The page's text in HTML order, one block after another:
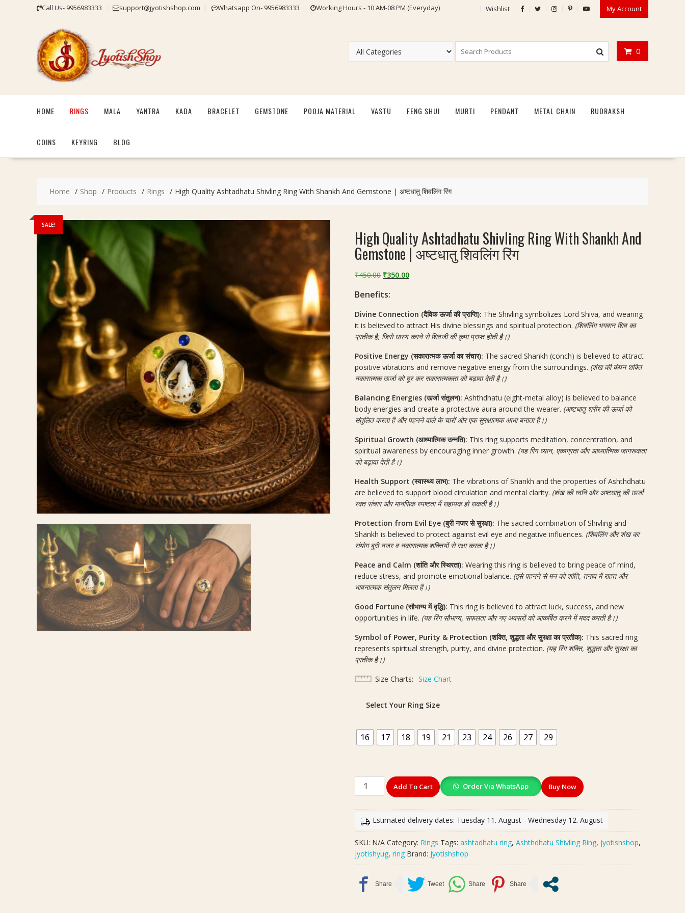
Call Us- 9956983333 support@jyotishshop.com Whatsapp On- 9956983333 Working Hours - 10 AM-08 PM (Everyday) Wishlist My Account
0
HOME RINGS MALA YANTRA KADA BRACELET GEMSTONE POOJA MATERIAL VASTU FENG SHUI MURTI PENDANT METAL CHAIN RUDRAKSH
COINS KEYRING BLOG
Home Shop Products Rings High Quality Ashtadhatu Shivling Ring With Shankh And Gemstone | अष्टधातु शिवलिंग रिंग
SALE!
High Quality Ashtadhatu Shivling Ring With Shankh And
Gemstone | अष्टधातु शिवलिंग रिंग
₹450.00 Original
was:
₹350.00Current
₹350.00.
Benefits:
Divine Connection (दैविक ऊर्जा की प्राप्ति): The Shivling symbolizes Lord Shiva, and wearing
it is believed to attract His divine blessings and spiritual protection. (शिवलिंग भगवान शिव का
प्रतीक है, जिसे धारण करने से शिवजी की कृपा प्राप्त होती है।)
Positive Energy (सकारात्मक ऊर्जा का संचार): The sacred Shankh (conch) is believed to attract
positive vibrations and remove negative energy from the surroundings. (शंख की कंपन शक्ति
नकारात्मक ऊर्जा को दूर कर सकारात्मकता को बढ़ावा देती है।)
Balancing Energies (ऊर्जा संतुलन): Ashthdhatu (eight-metal alloy) is believed to balance
body energies and create a protective aura around the wearer. (अष्टधातु शरीर की ऊर्जा को
संतुलित करता है और पहनने वाले के चारों ओर एक सुरक्षात्मक आभा बनाता है।)
Spiritual Growth (आध्यात्मिक उन्नति): This ring supports meditation, concentration, and
spiritual awareness by encouraging inner growth. (यह रिंग ध्यान, एकाग्रता और आध्यात्मिक जागरूकता
को बढ़ावा देती है।)
Health Support (स्वास्थ्य लाभ): The vibrations of Shankh and the properties of Ashthdhatu
are believed to support blood circulation and mental clarity. (शंख की ध्वनि और अष्टधातु की ऊर्जा
रक्त संचार और मानसिक स्पष्टता में सहायक हो सकती है।)
Protection from Evil Eye (बुरी नजर से सुरक्षा): The sacred combination of Shivling and
Shankh is believed to protect against evil eye and negative influences. (शिवलिंग और शंख का
संयोग बुरी नजर व नकारात्मक शक्तियों से रक्षा करता है।)
Peace and Calm (शांति और स्थिरता): Wearing this ring is believed to bring peace of mind,
reduce stress, and promote emotional balance. (इसे पहनने से मन को शांति, तनाव में राहत और
भावनात्मक संतुलन मिलता है।)
Good Fortune (सौभाग्य में वृद्धि): This ring is believed to attract luck, success, and new
opportunities in life. (यह रिंग सौभाग्य, सफलता और नए अवसरों को आकर्षित करने में मदद करती है।)
Symbol of Power, Purity & Protection (शक्ति, शुद्धता और सुरक्षा का प्रतीक): This sacred ring
represents spiritual strength, purity, and divine protection. (यह रिंग शक्ति, शुद्धता और सुरक्षा का
प्रतीक है।)
Size Charts
Size Chart
Select Your Ring Size
16 17 18 19 21 23 24 26 27 29
High
Ring
Shankh
And
अष्टधातु
Add To Cart Order Via WhatsApp Buy Now
Estimated delivery dates: Tuesday 11. August - Wednesday 12. August
SKU: N/A Category: Rings Tags: ashtadhatu ring, Ashthdhatu Shivling Ring, jyotishshop,
jyotishyug, ring Brand: Jyotishshop